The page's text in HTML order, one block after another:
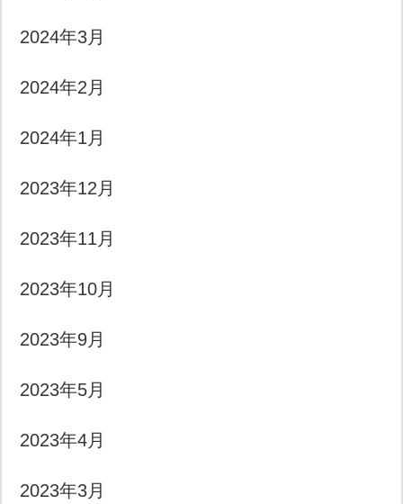
2024年3月
2024年2月
2024年1月
2023年12月
2023年11月
2023年10月
2023年9月
2023年5月
2023年4月
2023年3月